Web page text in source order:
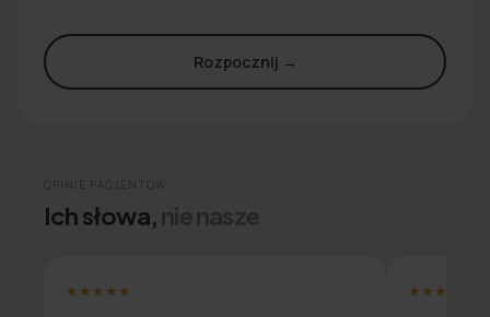
Rozpocznij →
OPINIE PACJENTÓW
Ich słowa,nie nasze
★★★★★ ★★★★★